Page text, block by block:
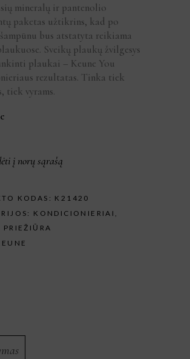
mineralų ir pantenolio
paketas užtikrins, kad po
bus atstatyta reikiama
Sveikų plaukų žvilgesys
plaukai – Keune You
rezultatas. Tinka tiek
tiek vyrams.
į norų sąrašą
KODAS: K21420
KONDICIONIERIAI ,
PRIEŽIŪRA